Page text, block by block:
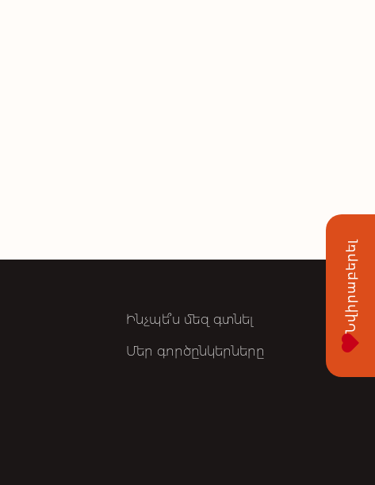
Ինչպե՞ս մեզ գտնել
Մեր գործընկերները
Նվիրաբերել